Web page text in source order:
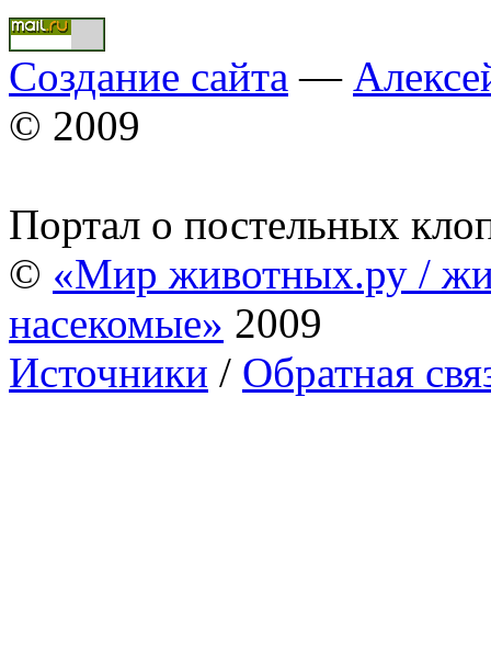
Создание сайта —
© 2009
Портал о постельных
© «Мир животных.ру /
насекомые» 2009
Источники / Обратная